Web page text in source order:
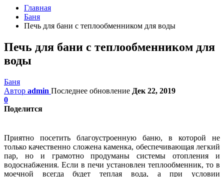
Главная
Баня
Печь для бани с теплообменником для воды
Печь для бани с теплообменником для
воды
Баня
Автор admin Последнее обновление Дек 22, 2019
0
Поделится
Приятно посетить благоустроенную баню, в которой не
только качественно сложена каменка, обеспечивающая легкий
пар, но и грамотно продуманы системы отопления и
водоснабжения. Если в печи установлен теплообменник, то в
моечной всегда будет теплая вода, а при условии